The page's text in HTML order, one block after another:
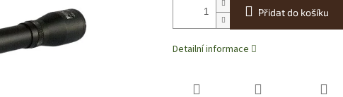
Přidat do košíku
Detailní informace